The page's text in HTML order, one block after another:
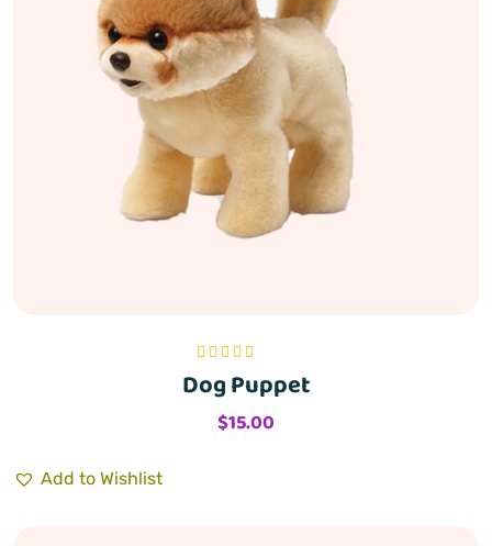
Bewertet mit
5.00 von 5
Dog Puppet
$15.00
Add to Wishlist